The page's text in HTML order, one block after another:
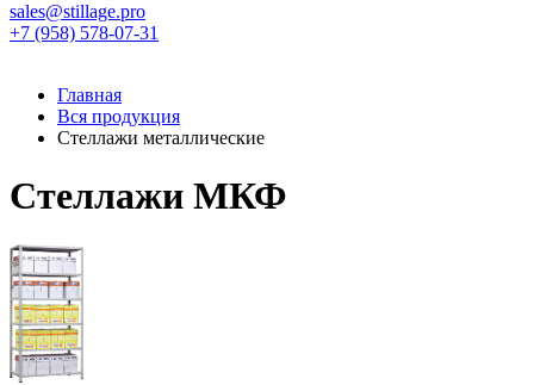
sales@stillage.pro
+7 (958) 578-07-31
Главная
Вся продукция
Стеллажи металлические
Стеллажи МКФ